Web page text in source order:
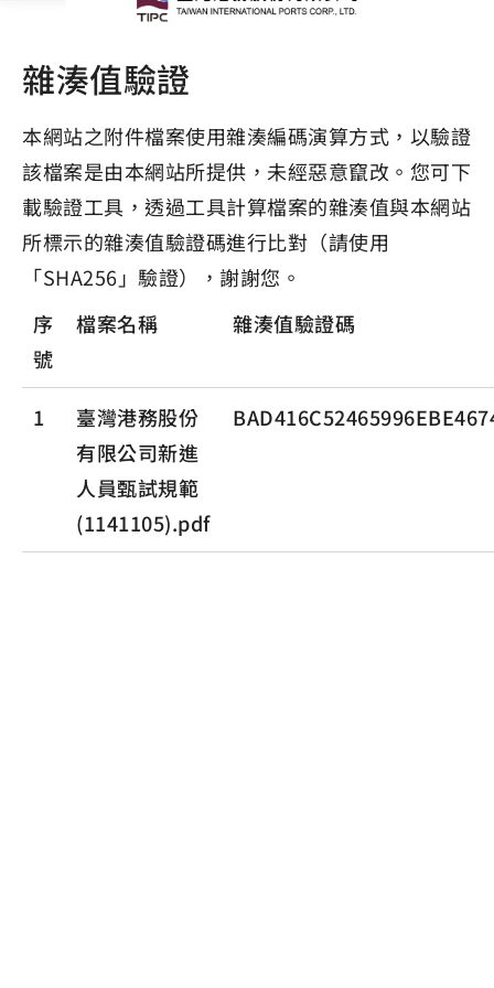
雜湊值驗證
本網站之附件檔案使用雜湊編碼演算方式，以驗證
該檔案是由本網站所提供，未經惡意竄改。您可下
載驗證工具，透過工具計算檔案的雜湊值與本網站
所標示的雜湊值驗證碼進行比對（請使用
「SHA256」驗證），謝謝您。
序
號
檔案名稱 雜湊值驗證碼
1
臺灣港務股份
有限公司新進
人員甄試規範
(1141105).pdf